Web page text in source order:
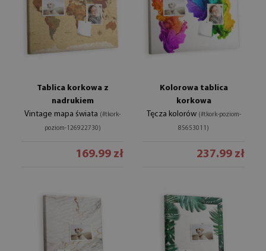
Tablica korkowa z
nadrukiem
Vintage mapa świata (#tkork-
poziom-126922730)
169.99 zł
Kolorowa tablica
korkowa
Tęcza kolorów (#tkork-poziom-
85653011)
237.99 zł